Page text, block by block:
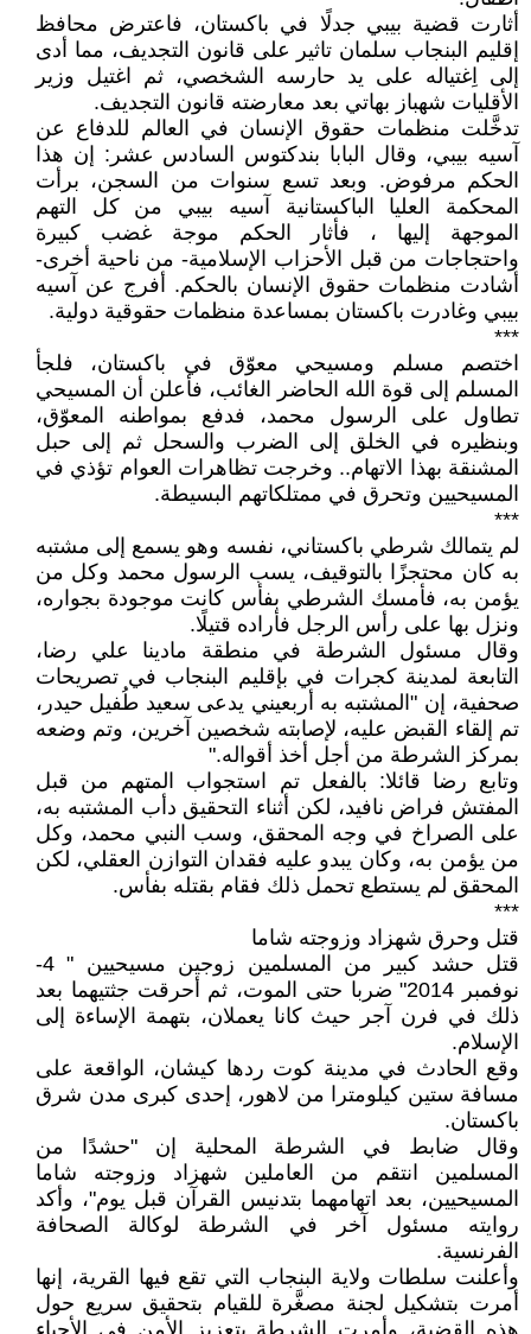
أثارت قضية بيبي جدلًا في باكستان، فاعترض محافظ
إقليم البنجاب سلمان تاثير على قانون التجديف، مما أدى
إلى اِغتياله على يد حارسه الشخصي، ثم اغتيل وزير
الأقليات شهباز بهاتي بعد معارضته قانون التجديف.
تدخَّلت منظمات حقوق الإنسان في العالم للدفاع عن
آسيه بيبي، وقال البابا بندكتوس السادس عشر: إن هذا
الحكم مرفوض. وبعد تسع سنوات من السجن، برأت
المحكمة العليا الباكستانية آسيه بيبي من كل التهم
الموجهة إليها ، فأثار الحكم موجة غضب كبيرة
واحتجاجات من قبل الأحزاب الإسلامية- من ناحية أخرى-
أشادت منظمات حقوق الإنسان بالحكم. أفرج عن آسيه
بيبي وغادرت باكستان بمساعدة منظمات حقوقية دولية.
***
اختصم مسلم ومسيحي معوّق في باكستان، فلجأ
المسلم إلى قوة الله الحاضر الغائب، فأعلن أن المسيحي
تطاول على الرسول محمد، فدفع بمواطنه المعوّق،
وبنظيره في الخلق إلى الضرب والسحل ثم إلى حبل
المشنقة بهذا الاتهام.. وخرجت تظاهرات العوام تؤذي في
المسيحيين وتحرق في ممتلكاتهم البسيطة.
***
لم يتمالك شرطي باكستاني، نفسه وهو يسمع إلى مشتبه
به كان محتجزًا بالتوقيف، يسب الرسول محمد وكل من
يؤمن به، فأمسك الشرطي بفأس كانت موجودة بجواره،
ونزل بها على رأس الرجل فأراده قتيلًا.
وقال مسئول الشرطة في منطقة مادينا علي رضا،
التابعة لمدينة كجرات في بإقليم البنجاب في تصريحات
صحفية، إن "المشتبه به أربعيني يدعى سعيد طُفيل حيدر،
تم إلقاء القبض عليه، لإصابته شخصين آخرين، وتم وضعه
بمركز الشرطة من أجل أخذ أقواله."
وتابع رضا قائلا: بالفعل تم استجواب المتهم من قبل
المفتش فراض نافيد، لكن أثناء التحقيق دأب المشتبه به،
على الصراخ في وجه المحقق، وسب النبي محمد، وكل
من يؤمن به، وكان يبدو عليه فقدان التوازن العقلي، لكن
المحقق لم يستطع تحمل ذلك فقام بقتله بفأس.
***
قتل وحرق شهزاد وزوجته شاما
قتل حشد كبير من المسلمين زوجين مسيحيين " 4-
نوفمبر 2014" ضربا حتى الموت، ثم أحرقت جثتيهما بعد
ذلك في فرن آجر حيث كانا يعملان، بتهمة الإساءة إلى
الإسلام.
وقع الحادث في مدينة كوت ردها كيشان، الواقعة على
مسافة ستين كيلومترا من لاهور، إحدى كبرى مدن شرق
باكستان.
وقال ضابط في الشرطة المحلية إن "حشدًا من
المسلمين انتقم من العاملين شهزاد وزوجته شاما
المسيحيين، بعد اتهامهما بتدنيس القرآن قبل يوم"، وأكد
روايته مسئول آخر في الشرطة لوكالة الصحافة
الفرنسية.
وأعلنت سلطات ولاية البنجاب التي تقع فيها القرية، إنها
أمرت بتشكيل لجنة مصغَّرة للقيام بتحقيق سريع حول